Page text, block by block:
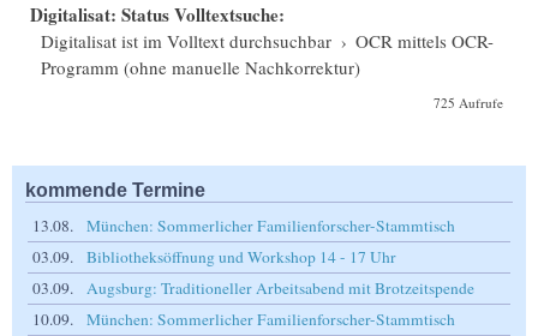
Digitalisat: Status Volltextsuche:
Digitalisat ist im Volltext durchsuchbar › OCR mittels OCR-
Programm (ohne manuelle Nachkorrektur)
725 Aufrufe
kommende Termine
13.08.
München: Sommerlicher Familienforscher-Stammtisch
03.09.
Bibliotheksöffnung und Workshop 14 - 17 Uhr
03.09.
Augsburg: Traditioneller Arbeitsabend mit Brotzeitspende
10.09.
München: Sommerlicher Familienforscher-Stammtisch